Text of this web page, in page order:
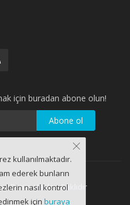
için buradan abone olun!
Abone ol
- Bütün Hakları Saklıdır
kullanılmaktadır.
ederek bunların
nasıl kontrol
için buraya